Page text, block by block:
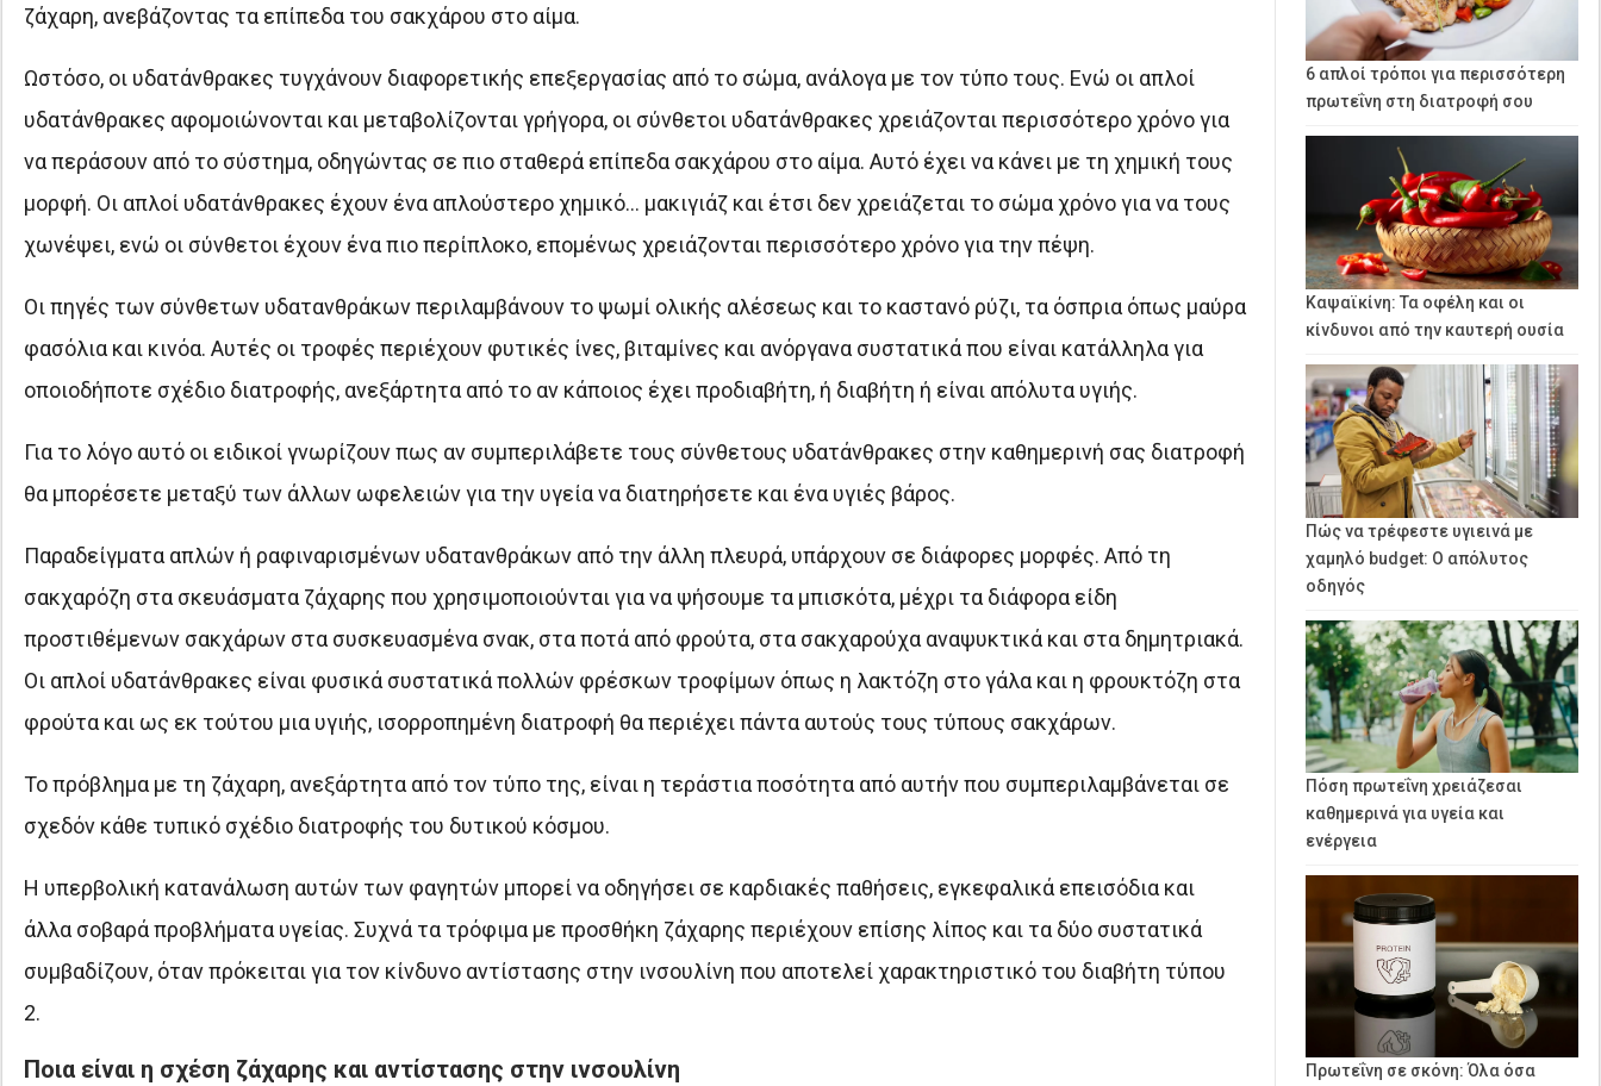
ζάχαρη, ανεβάζοντας τα επίπεδα του σακχάρου στο αίμα.
Ωστόσο, οι υδατάνθρακες τυγχάνουν διαφορετικής επεξεργασίας από το σώμα, ανάλογα με τον τύπο τους. Ενώ οι απλοί
υδατάνθρακες αφομοιώνονται και μεταβολίζονται γρήγορα, οι σύνθετοι υδατάνθρακες χρειάζονται περισσότερο χρόνο για
να περάσουν από το σύστημα, οδηγώντας σε πιο σταθερά επίπεδα σακχάρου στο αίμα. Αυτό έχει να κάνει με τη χημική τους
μορφή. Οι απλοί υδατάνθρακες έχουν ένα απλούστερο χημικό… μακιγιάζ και έτσι δεν χρειάζεται το σώμα χρόνο για να τους
χωνέψει, ενώ οι σύνθετοι έχουν ένα πιο περίπλοκο, επομένως χρειάζονται περισσότερο χρόνο για την πέψη.
Οι πηγές των σύνθετων υδατανθράκων περιλαμβάνουν το ψωμί ολικής αλέσεως και το καστανό ρύζι, τα όσπρια όπως μαύρα
φασόλια και κινόα. Αυτές οι τροφές περιέχουν φυτικές ίνες, βιταμίνες και ανόργανα συστατικά που είναι κατάλληλα για
οποιοδήποτε σχέδιο διατροφής, ανεξάρτητα από το αν κάποιος έχει προδιαβήτη, ή διαβήτη ή είναι απόλυτα υγιής.
Για το λόγο αυτό οι ειδικοί γνωρίζουν πως αν συμπεριλάβετε τους σύνθετους υδατάνθρακες στην καθημερινή σας διατροφή
θα μπορέσετε μεταξύ των άλλων ωφελειών για την υγεία να διατηρήσετε και ένα υγιές βάρος.
Παραδείγματα απλών ή ραφιναρισμένων υδατανθράκων από την άλλη πλευρά, υπάρχουν σε διάφορες μορφές. Από τη
σακχαρόζη στα σκευάσματα ζάχαρης που χρησιμοποιούνται για να ψήσουμε τα μπισκότα, μέχρι τα διάφορα είδη
προστιθέμενων σακχάρων στα συσκευασμένα σνακ, στα ποτά από φρούτα, στα σακχαρούχα αναψυκτικά και στα δημητριακά.
Οι απλοί υδατάνθρακες είναι φυσικά συστατικά πολλών φρέσκων τροφίμων όπως η λακτόζη στο γάλα και η φρουκτόζη στα
φρούτα και ως εκ τούτου μια υγιής, ισορροπημένη διατροφή θα περιέχει πάντα αυτούς τους τύπους σακχάρων.
Το πρόβλημα με τη ζάχαρη, ανεξάρτητα από τον τύπο της, είναι η τεράστια ποσότητα από αυτήν που συμπεριλαμβάνεται σε
σχεδόν κάθε τυπικό σχέδιο διατροφής του δυτικού κόσμου.
Η υπερβολική κατανάλωση αυτών των φαγητών μπορεί να οδηγήσει σε καρδιακές παθήσεις, εγκεφαλικά επεισόδια και
άλλα σοβαρά προβλήματα υγείας. Συχνά τα τρόφιμα με προσθήκη ζάχαρης περιέχουν επίσης λίπος και τα δύο συστατικά
συμβαδίζουν, όταν πρόκειται για τον κίνδυνο αντίστασης στην ινσουλίνη που αποτελεί χαρακτηριστικό του διαβήτη τύπου
2.
Ποια είναι η σχέση ζάχαρης και αντίστασης στην ινσουλίνη
6 απλοί τρόποι για περισσότερη
πρωτεΐνη στη διατροφή σου
Καψαϊκίνη: Τα οφέλη και οι
κίνδυνοι από την καυτερή ουσία
Πώς να τρέφεστε υγιεινά με
χαμηλό budget: Ο απόλυτος
οδηγός
Πόση πρωτεΐνη χρειάζεσαι
καθημερινά για υγεία και
ενέργεια
Πρωτεΐνη σε σκόνη: Όλα όσα